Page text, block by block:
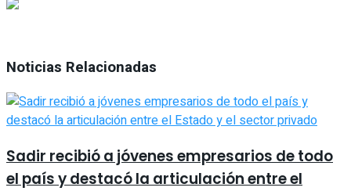
Noticias Relacionadas
Sadir recibió a jóvenes empresarios de todo
el país y destacó la articulación entre el